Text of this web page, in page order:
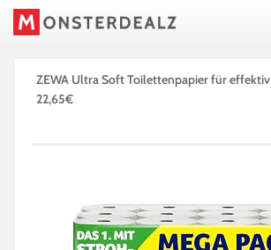
ZEWA Ultra Soft Toilettenpapier für effektiv
22,65€